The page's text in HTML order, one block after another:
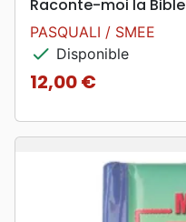
Raconte-moi la Bible
PASQUALI / SMEE
check Disponible
Prix
12,00 €